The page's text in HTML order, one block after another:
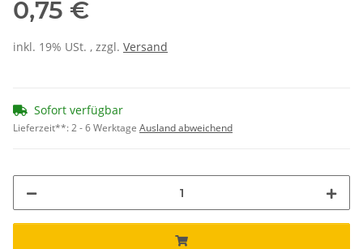
0,75 €
inkl. 19% USt. , zzgl. Versand
Sofort verfügbar
Lieferzeit**:2 - 6 Werktage Ausland abweichend